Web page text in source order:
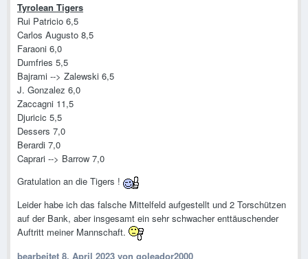
Tyrolean Tigers
Rui Patricio 6,5
Carlos Augusto 8,5
Faraoni 6,0
Dumfries 5,5
Bajrami --> Zalewski 6,5
J. Gonzalez 6,0
Zaccagni 11,5
Djuricic 5,5
Dessers 7,0
Berardi 7,0
Caprari --> Barrow 7,0
Gratulation an die Tigers !
Leider habe ich das falsche Mittelfeld aufgestellt und 2 Torschützen
auf der Bank, aber insgesamt ein sehr schwacher enttäuschender
Auftritt meiner Mannschaft.
bearbeitet 8. April 2023 von goleador2000